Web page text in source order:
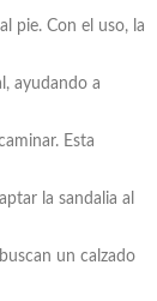
pie. Con el uso, la
ayudando a
Esta
la sandalia al
un calzado